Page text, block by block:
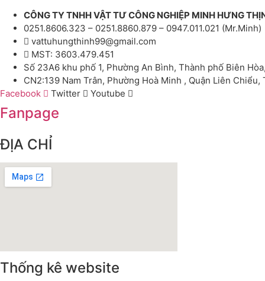
CÔNG TY TNHH VẬT TƯ CÔNG NGHIỆP MINH HƯNG
0251.8606.323 – 0251.8860.879 – 0947.011.021 (Mr.Minh)
vattuhungthinh99@gmail.com
MST: 3603.479.451
Số 23A6 khu phố 1, Phường An Bình, Thành phố Biên
CN2:139 Nam Trân, Phường Hoà Minh , Quận Liên Chiểu,
Facebook
Twitter Youtube
Fanpage
ĐỊA CHỈ
Thống kê website